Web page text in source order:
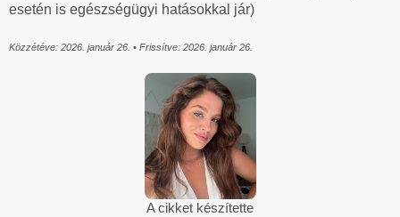
esetén is egészségügyi hatásokkal jár)
Közzétéve: 2026. január 26. • Frissítve: 2026. január 26.
A cikket készítette